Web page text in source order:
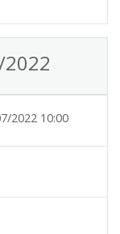
2022
2022 10:00